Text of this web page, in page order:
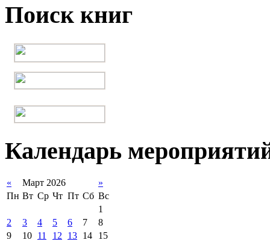
Поиск книг
Календарь
« Март 2026
»
Пн Вт Ср Чт Пт Сб Вс
1
2
3 4 5 6 7
8
9
10 11 12 13 14 15